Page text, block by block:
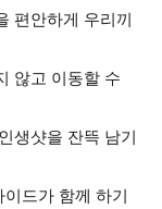
편안하게 우리끼
않고 이동할 수
생샷을 잔뜩 남기
드가 함께 하기